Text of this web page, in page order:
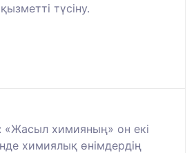
түсіну.
«Жасыл химияның» он екі
химиялық өнімдердің